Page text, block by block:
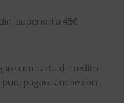
superiori a 45€
con carta di credito
pagare anche con